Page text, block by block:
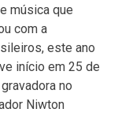
música que
com a
este ano
início em 25 de
no
Niwton